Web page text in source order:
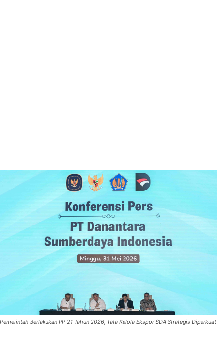
Pemerintah Berlakukan PP 21 Tahun 2026, Tata Kelola Ekspor SDA Strategis Diperkuat